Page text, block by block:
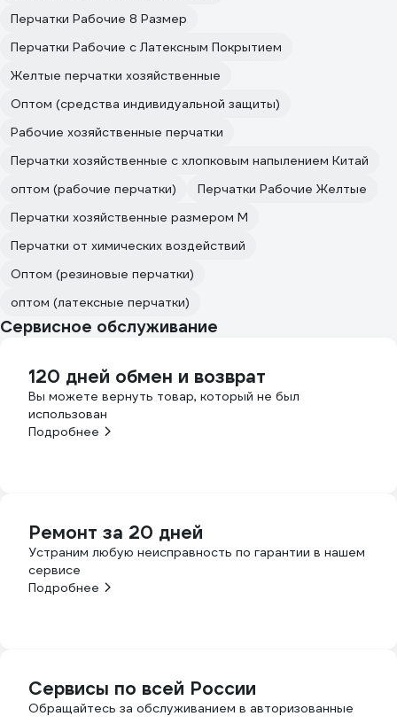
Перчатки Рабочие 8 Размер
Перчатки Рабочие с Латексным Покрытием
Желтые перчатки хозяйственные
Оптом (средства индивидуальной защиты)
Рабочие хозяйственные перчатки
Перчатки хозяйственные с хлопковым напылением Китай
оптом (рабочие перчатки)
Перчатки Рабочие Желтые
Перчатки хозяйственные размером M
Перчатки от химических воздействий
Оптом (резиновые перчатки)
оптом (латексные перчатки)
Сервисное обслуживание
120 дней обмен и возврат
Вы можете вернуть товар, который не был
использован
Подробнее
Ремонт за 20 дней
Устраним любую неисправность по гарантии в нашем
сервисе
Подробнее
Сервисы по всей России
Обращайтесь за обслуживанием в авторизованные